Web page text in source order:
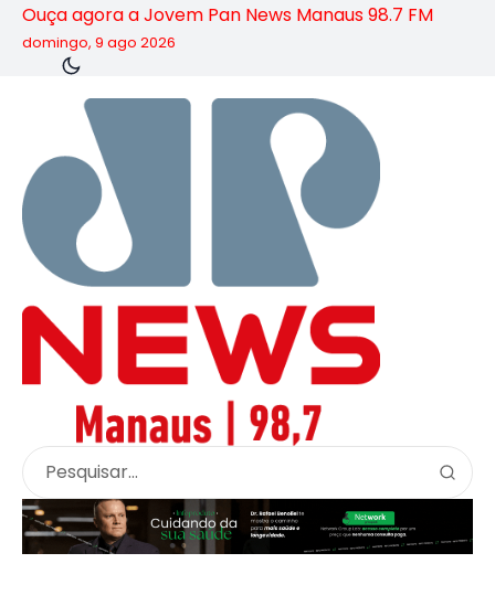
Ouça agora a Jovem Pan News Manaus 98.7 FM
domingo, 9 ago 2026